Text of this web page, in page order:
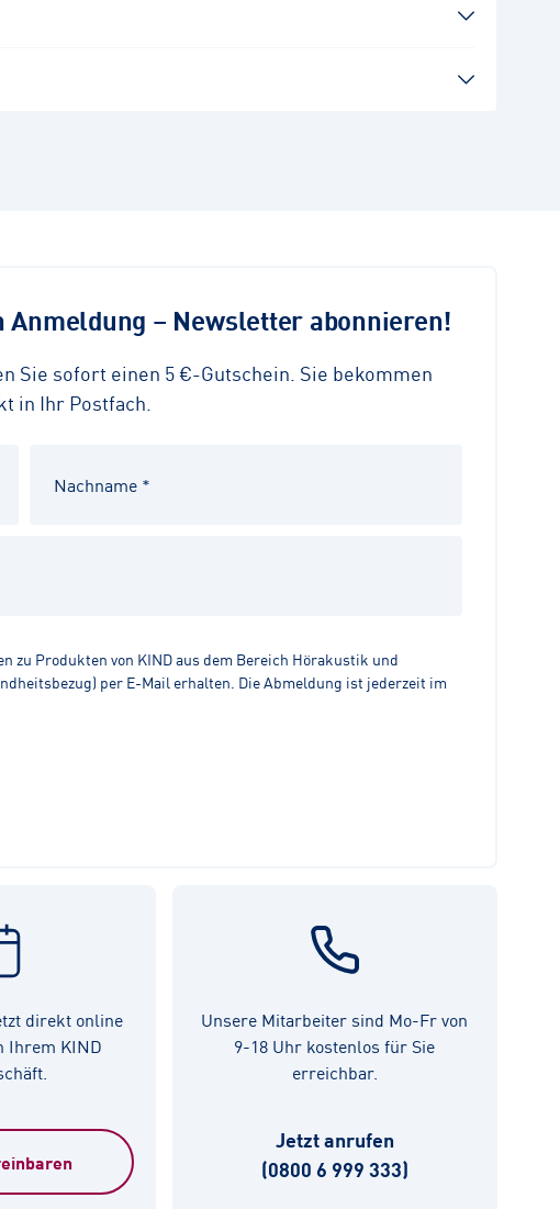
– Newsletter abonnieren!
Sie sofort einen 5 €-Gutschein. Sie bekommen
in Ihr Postfach.
zu Produkten von KIND aus dem Bereich Hörakustik und
per E-Mail erhalten. Die Abmeldung ist jederzeit im
direkt online
Ihrem KIND
Unsere Mitarbeiter sind Mo-Fr von
9-18 Uhr kostenlos für Sie
erreichbar.
Jetzt anrufen
(0800 6 999 333)